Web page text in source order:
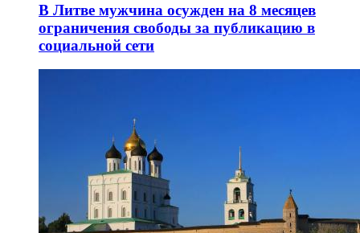
В Литве мужчина осужден на 8 месяцев
ограничения свободы за публикацию в
социальной сети